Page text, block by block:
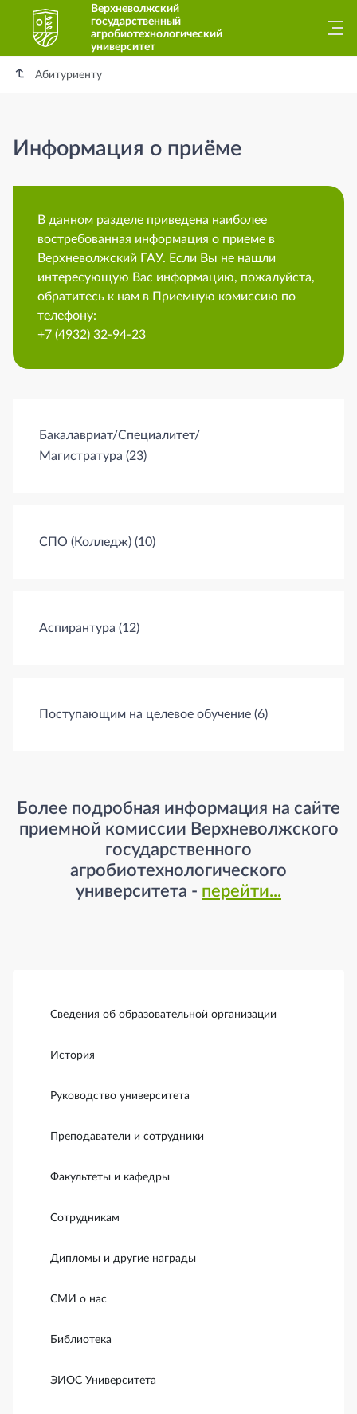
Верхневолжский
государственный
агробиотехнологический
университет
Абитуриенту
Информация о приёме
В данном разделе приведена наиболее
востребованная информация о приеме в
Верхневолжский ГАУ. Если Вы не нашли
интересующую Вас информацию, пожалуйста,
обратитесь к нам в Приемную комиссию по
телефону:
+7 (4932) 32-94-23
Бакалавриат/Специалитет/
Магистратура (23)
СПО (Колледж) (10)
Аспирантура (12)
Поступающим на целевое обучение (6)
Более подробная информация на сайте
приемной комиссии Верхневолжского
государственного
агробиотехнологического
университета - перейти...
Сведения об образовательной организации
История
Руководство университета
Преподаватели и сотрудники
Факультеты и кафедры
Сотрудникам
Дипломы и другие награды
СМИ о нас
Библиотека
ЭИОС Университета